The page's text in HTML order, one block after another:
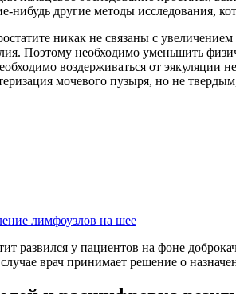
нибудь другие методы исследования,
никак не связаны с
Поэтому необходимо уменьшить
воздерживаться от
мочевого пузыря, но не
лимфоузлов на шее
развился у пациентов на фоне
врач принимает решение о